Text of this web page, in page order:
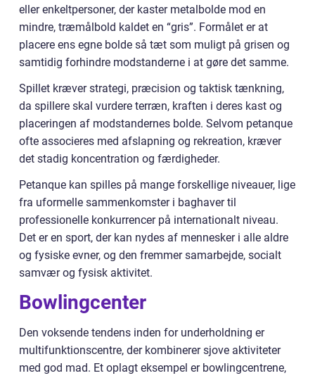
eller enkeltpersoner, der kaster metalbolde mod en
mindre, træmålbold kaldet en “gris”. Formålet er at
placere ens egne bolde så tæt som muligt på grisen og
samtidig forhindre modstanderne i at gøre det samme.
Spillet kræver strategi, præcision og taktisk tænkning,
da spillere skal vurdere terræn, kraften i deres kast og
placeringen af modstandernes bolde. Selvom petanque
ofte associeres med afslapning og rekreation, kræver
det stadig koncentration og færdigheder.
Petanque kan spilles på mange forskellige niveauer, lige
fra uformelle sammenkomster i baghaver til
professionelle konkurrencer på internationalt niveau.
Det er en sport, der kan nydes af mennesker i alle aldre
og fysiske evner, og den fremmer samarbejde, socialt
samvær og fysisk aktivitet.
Bowlingcenter
Den voksende tendens inden for underholdning er
multifunktionscentre, der kombinerer sjove aktiviteter
med god mad. Et oplagt eksempel er bowlingcentrene,